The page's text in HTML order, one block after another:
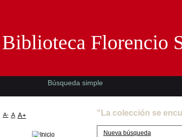
"La colección se
Nueva búsqueda
Biblioteca Florencio
Búsqueda simple
A- A A+